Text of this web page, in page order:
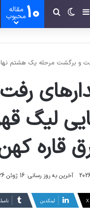
سبد خرید
سایدبارتغییر پوسته
جستجو برای
10 مقاله
محبوب
و برگشت مرحله يك هشتم
ليگ
قاره
آخرین به روز رسانی: 16 ژوئن 2026
X لینکدین